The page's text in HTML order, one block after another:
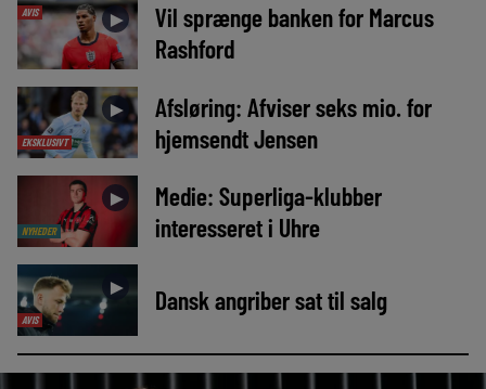
AVIS ►
Vil sprænge banken for Marcus
Rashford
EKSKLUSIVT
►
Afsløring: Afviser seks mio. for
hjemsendt Jensen
NYHEDER
►
Medie: Superliga-klubber
interesseret i Uhre
AVIS
► Dansk angriber sat til salg